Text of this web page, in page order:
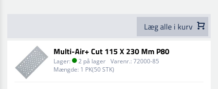
Læg alle i kurv
Multi-Air+ Cut 115 X 230 Mm P80
Lager: 2 på lager Varenr.: 72000-85
Mængde: 1 PK(50 STK)